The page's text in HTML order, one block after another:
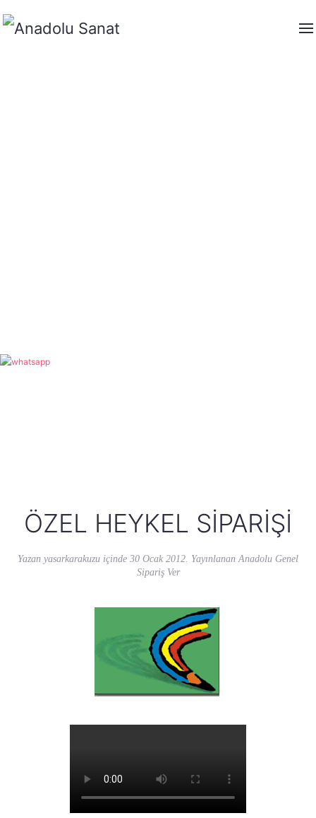
ÖZEL HEYKEL SIPARIŞI
Yazan yasarkarakuzu içinde 30 Ocak 2012 . Yayınlanan Anadolu Genel
Sipariş Ver